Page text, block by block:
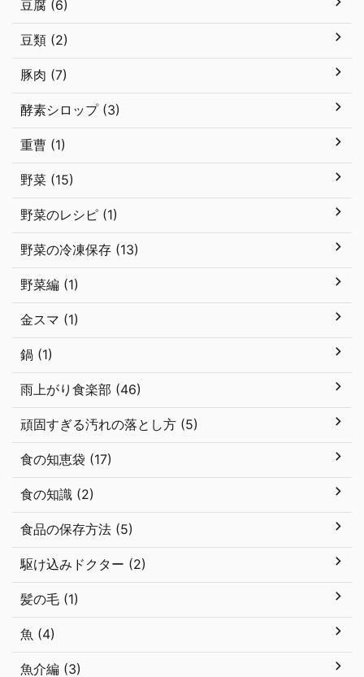
豆腐 (6)
豆類 (2)
豚肉 (7)
酵素シロップ (3)
重曹 (1)
野菜 (15)
野菜のレシピ (1)
野菜の冷凍保存 (13)
野菜編 (1)
金スマ (1)
鍋 (1)
雨上がり食楽部 (46)
頑固すぎる汚れの落とし方 (5)
食の知恵袋 (17)
食の知識 (2)
食品の保存方法 (5)
駆け込みドクター (2)
髪の毛 (1)
魚 (4)
魚介編 (3)